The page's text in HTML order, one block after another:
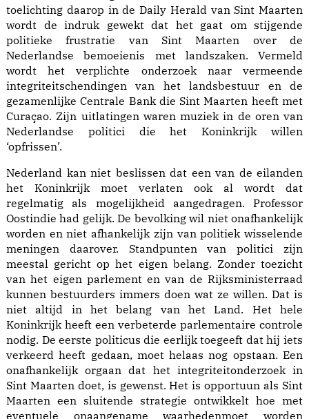
toelichting daarop in de Daily Herald van Sint Maarten
wordt de indruk gewekt dat het gaat om stijgende
politieke frustratie van Sint Maarten over de
Nederlandse bemoeienis met landszaken. Vermeld
wordt het verplichte onderzoek naar vermeende
integriteitschendingen van het landsbestuur en de
gezamenlijke Centrale Bank die Sint Maarten heeft met
Curaçao. Zijn uitlatingen waren muziek in de oren van
Nederlandse politici die het Koninkrijk willen
‘opfrissen’.
Nederland kan niet beslissen dat een van de eilanden
het Koninkrijk moet verlaten ook al wordt dat
regelmatig als mogelijkheid aangedragen. Professor
Oostindie had gelijk. De bevolking wil niet onafhankelijk
worden en niet afhankelijk zijn van politiek wisselende
meningen daarover. Standpunten van politici zijn
meestal gericht op het eigen belang. Zonder toezicht
van het eigen parlement en van de Rijksministerraad
kunnen bestuurders immers doen wat ze willen. Dat is
niet altijd in het belang van het Land. Het hele
Koninkrijk heeft een verbeterde parlementaire controle
nodig. De eerste politicus die eerlijk toegeeft dat hij iets
verkeerd heeft gedaan, moet helaas nog opstaan. Een
onafhankelijk orgaan dat het integriteitonderzoek in
Sint Maarten doet, is gewenst. Het is opportuun als Sint
Maarten een sluitende strategie ontwikkelt hoe met
eventuele onaangename waarhedenmoet worden